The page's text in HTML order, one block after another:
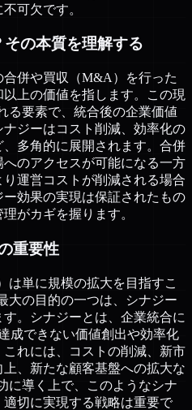
可欠です。
の本質を理解する
併や買収（M&A）を行った
上の価値を指します。この現
る要素で、統合後の企業価値
ジーはコスト削減、効率化の
多角的に展開されます。合併
のアクセスが可能になる一方
運営コストが削減される場合
効果の実現は保証されたもの
がカギを握ります。
重要性
単に規模の拡大を目指すこ
大の目的の一つは、シナジー
。シナジーとは、企業統合に
成できない価値創出や効率化
れには、コストの削減、新市
、新たな顧客基盤への拡大な
に導く上で、このようなシナ
切に実現する戦略は重要で